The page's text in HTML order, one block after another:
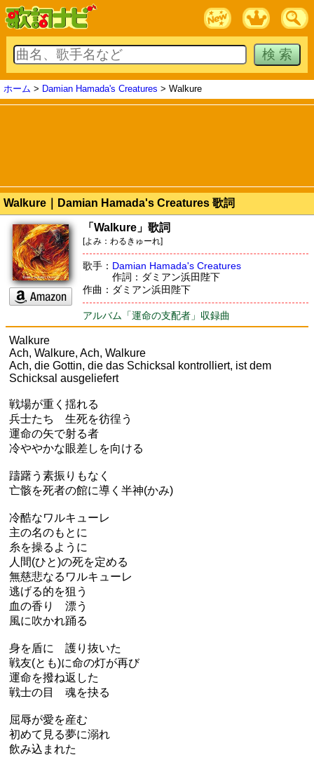
ホーム > Damian Hamada's Creatures > Walkure
Walkure｜Damian Hamada's Creatures 歌詞
「Walkure」歌詞
[よみ：わるきゅーれ]
歌手： Damian Hamada's Creatures
作詞：ダミアン浜田陛下
作曲：ダミアン浜田陛下
アルバム「運命の支配者」収録曲
Walkure
Ach, Walkure, Ach, Walkure
Ach, die Gottin, die das Schicksal kontrolliert, ist dem
Schicksal ausgeliefert
戦場が重く揺れる
兵士たち 生死を彷徨う
運命の矢で射る者
冷ややかな眼差しを向ける
躊躇う素振りもなく
亡骸を死者の館に導く半神(かみ)
冷酷なワルキューレ
主の名のもとに
糸を操るように
人間(ひと)の死を定める
無慈悲なるワルキューレ
逃げる的を狙う
血の香り 漂う
風に吹かれ踊る
身を盾に 護り抜いた
戦友(とも)に命の灯が再び
運命を撥ね返した
戦士の目 魂を抉る
屈辱が愛を産む
初めて見る夢に溺れ
飲み込まれた